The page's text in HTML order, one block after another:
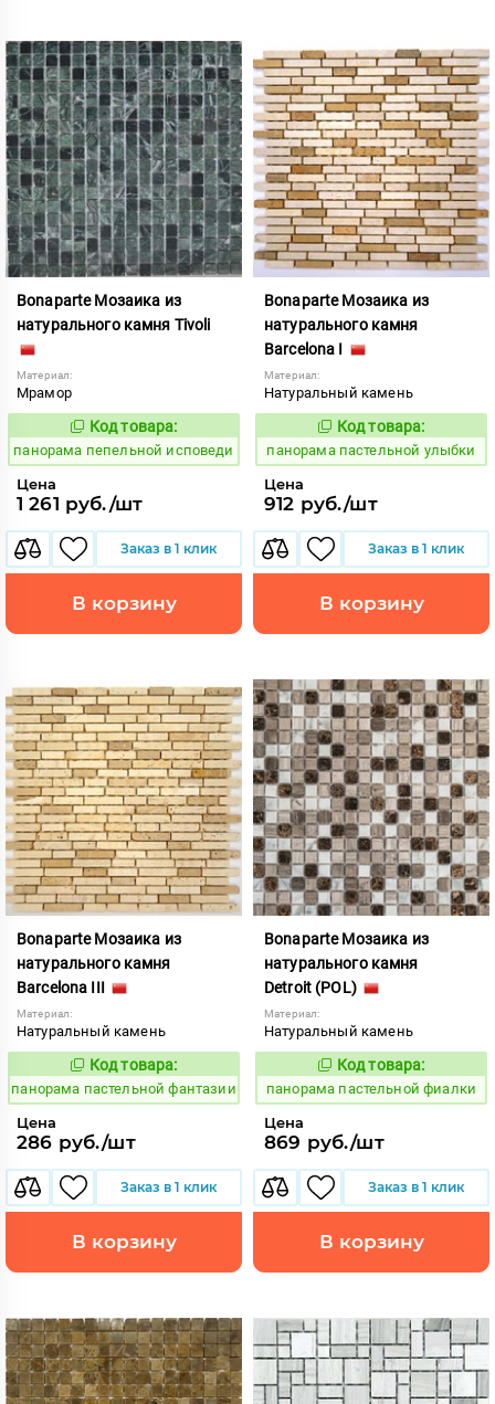
Bonaparte Мозаика из
натурального камня Tivoli
Материал:
Мрамор
540035
Код товара:
панорама пепельной исповеди
Цена
1 261 руб./шт
Заказ в 1 клик
В корзину
Bonaparte Мозаика из
натурального камня
Barcelona I
Материал:
Натуральный камень
539986
Код товара:
панорама пастельной улыбки
Цена
912 руб./шт
Заказ в 1 клик
В корзину
Bonaparte Мозаика из
натурального камня
Barcelona III
Материал:
Натуральный камень
539987
Код товара:
панорама пастельной фантазии
Цена
286 руб./шт
Заказ в 1 клик
В корзину
Bonaparte Мозаика из
натурального камня
Detroit (POL)
Материал:
Натуральный камень
539989
Код товара:
панорама пастельной фиалки
Цена
869 руб./шт
Заказ в 1 клик
В корзину